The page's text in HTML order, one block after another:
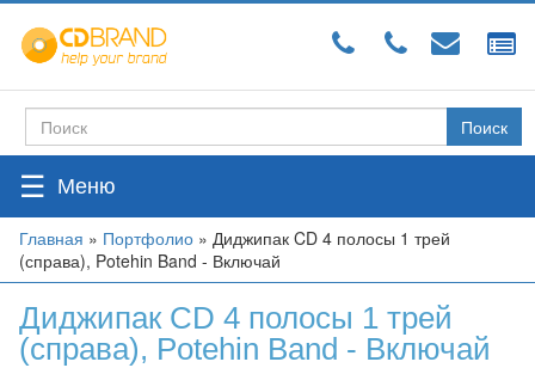
Перейти
основному
Форма
поиска
Поиск
☰
Вы
здесь
Главная » Портфолио » Диджипак CD 4 полосы 1 трей
(справа), Potehin Band - Включай
Диджипак CD 4 полосы 1 трей
(справа), Potehin Band - Включай